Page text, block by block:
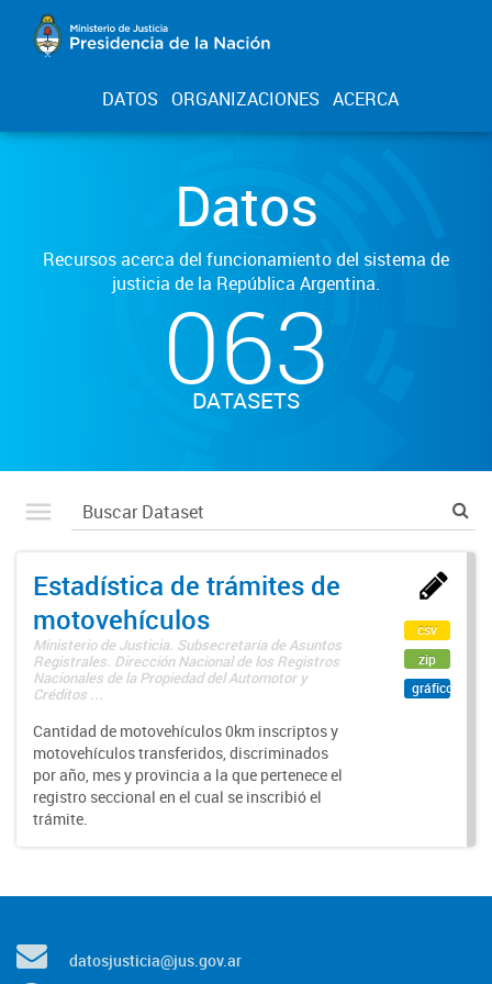
DATOS ORGANIZACIONES ACERCA
Datos
Recursos acerca del funcionamiento del sistema de
justicia de la República Argentina.
063
DATASETS
Estadística de trámites de
motovehículos
Ministerio de Justicia. Subsecretaría de Asuntos
Registrales. Dirección Nacional de los Registros
Nacionales de la Propiedad del Automotor y
Créditos ...
Cantidad de motovehículos 0km inscriptos y
motovehículos transferidos, discriminados
por año, mes y provincia a la que pertenece el
registro seccional en el cual se inscribió el
trámite.
csv
zip
gráfico
datosjusticia@jus.gov.ar